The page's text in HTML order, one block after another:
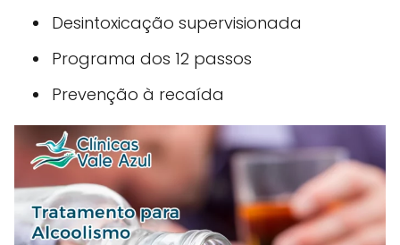
Desintoxicação supervisionada
Programa dos 12 passos
Prevenção à recaída